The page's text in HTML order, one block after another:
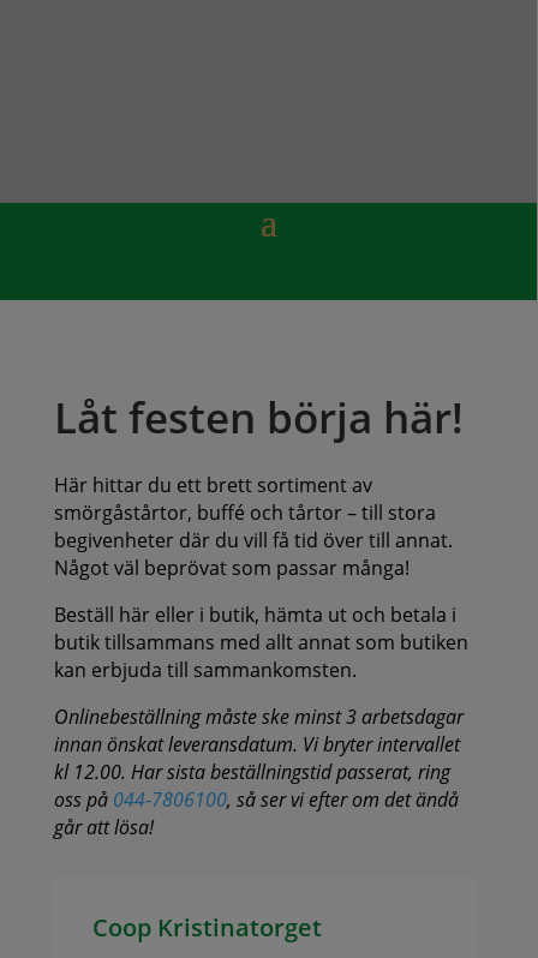
Låt festen börja här!
Här hittar du ett brett sortiment av
smörgåstårtor, buffé och tårtor – till stora
begivenheter där du vill få tid över till annat.
Något väl beprövat som passar många!
Beställ här eller i butik, hämta ut och betala i
butik tillsammans med allt annat som butiken
kan erbjuda till sammankomsten.
Onlinebeställning måste ske minst 3 arbetsdagar
innan önskat leveransdatum. Vi bryter intervallet
kl 12.00. Har sista beställningstid passerat, ring
oss på 044-7806100, så ser vi efter om det ändå
går att lösa!
Coop Kristinatorget